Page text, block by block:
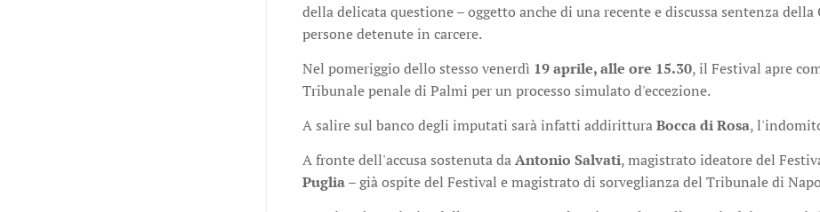
della delicata questione – oggetto anche di una recente e discussa sentenza
persone detenute in carcere.
Nel pomeriggio dello stesso venerdì 19 aprile, alle ore 15.30, il Festival apre
Tribunale penale di Palmi per un processo simulato d'eccezione.
A salire sul banco degli imputati sarà infatti addiritturaBocca di Rosa,
A fronte dell'accusa sostenuta daAntonio Salvati, magistrato ideatore del
Puglia– già ospite del Festival e magistrato di sorveglianza del Tribunale di